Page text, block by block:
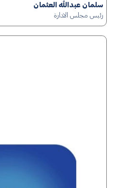
سلمان عبدالله العثمان
رئيس مجلس الادارة